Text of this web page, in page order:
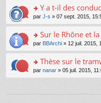
nt
s
ré
c
e
nt
le
pl
u
s
ré
c
e
nt
n
n
le
pl
u
s
ré
c
a
g
e
n
n
le
pl
u
ré
m
e
s
a
g
e
n
n
s
ult
er
le
m
e
s
a
g
e
o
o
n
s
ult
er
le
m
e
s
Y a t-il des
par J-s » 07 sept. 2015,
o
n
s
ult
er
e
Sur le Rhône et
par BBArchi » 12 juil. 2015,
o
n
ult
Thèse sur le
par nanar » 05 juil. 2015,